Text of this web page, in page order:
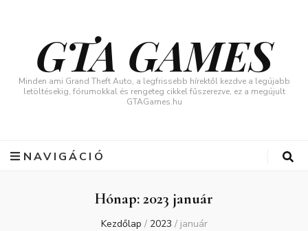
GTA GAMES
Minden ami Grand Theft Auto, a legfrissebb hírektől kezdve a legújabb
letöltésekig, fórumokkal és rengeteg cikkel fűszerezve, ez a megújult
GTAGames.hu
NAVIGÁCIÓ
Hónap:2023 január
Kezdőlap / 2023 / január